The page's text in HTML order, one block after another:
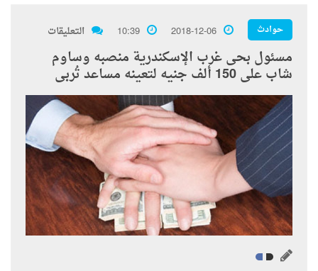
حوادث 2018-12-06
10:39 التعليقات
مسئول بحى غرب الإسكندرية منصبه وساوم
شاب على 150 ألف جنيه لتعينه مساعد تُربى